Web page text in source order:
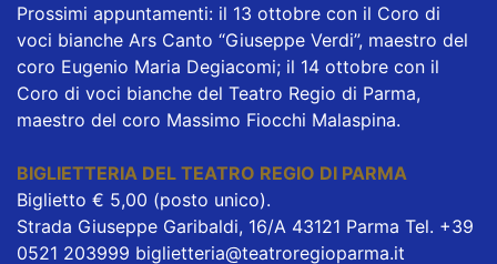
Prossimi appuntamenti: il 13 ottobre con il Coro di
voci bianche Ars Canto “Giuseppe Verdi”, maestro del
coro Eugenio Maria Degiacomi; il 14 ottobre con il
Coro di voci bianche del Teatro Regio di Parma,
maestro del coro Massimo Fiocchi Malaspina.
BIGLIETTERIA DEL TEATRO REGIO DI PARMA
Biglietto € 5,00 (posto unico).
Strada Giuseppe Garibaldi, 16/A 43121 Parma Tel. +39
0521 203999 biglietteria@teatroregioparma.it